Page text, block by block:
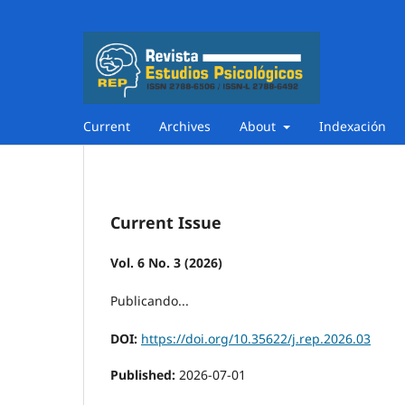
Current Archives About Indexación
Current Issue
Vol. 6 No. 3 (2026)
Publicando...
DOI: https://doi.org/10.35622/j.rep.2026.03
Published: 2026-07-01